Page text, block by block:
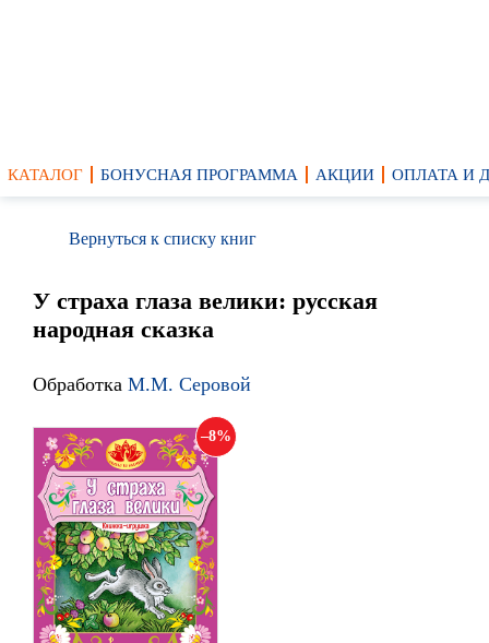
КАТАЛОГ БОНУСНАЯ ПРОГРАММА АКЦИИ ОПЛАТА И
Вернуться к списку книг
У страха глаза велики: русская
народная сказка
Обработка М.М. Серовой
8